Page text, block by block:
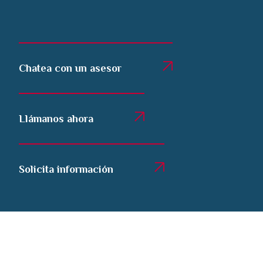
Chatea con un asesor
Llámanos ahora
Solicita información